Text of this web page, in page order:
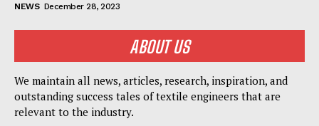
NEWS December 28, 2023
ABOUT US
We maintain all news, articles, research, inspiration, and
outstanding success tales of textile engineers that are
relevant to the industry.